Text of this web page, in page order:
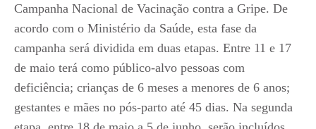
Campanha Nacional de Vacinação contra a Gripe. De
acordo com o Ministério da Saúde, esta fase da
campanha será dividida em duas etapas. Entre 11 e 17
de maio terá como público-alvo pessoas com
deficiência; crianças de 6 meses a menores de 6 anos;
gestantes e mães no pós-parto até 45 dias. Na segunda